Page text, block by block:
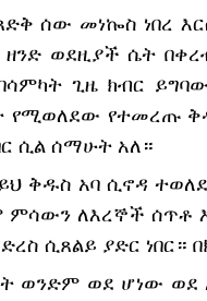
ጻድቅ ሰው መነኰስ ነበረ
ወደዚያች ሴት
ጊዜ ክብር
የተመረጡ
ሲል ሰማሁት አለ።
ቅዱስ አባ ሲኖዳ
ለእረኞች ሰጥቶ
ሲጸልይ ያድር ነበር።
ወንድም ወደ ሆነው ወደ